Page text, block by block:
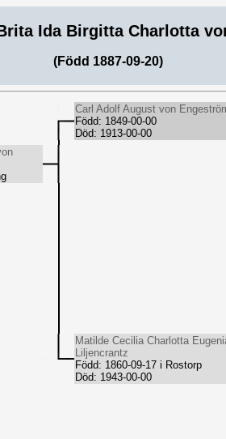
Ida Birgitta Charlotta
(Född 1887-09-20)
Carl Adolf August von
Född: 1849-00-00
Död: 1913-00-00
Matilde Cecilia Charlotta
Liljencrantz
Född: 1860-09-17 i Rostorp
Död: 1943-00-00